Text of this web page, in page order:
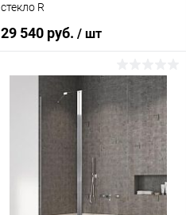
стекло R
29 540 руб. / шт
Сравнение
Под заказ